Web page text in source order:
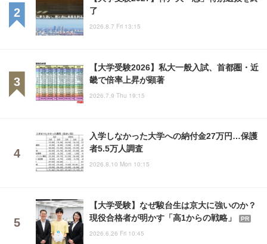
了
2026.8.7 Fri 13:15
【大学受験2026】私大一般入試、首都圏・近
畿で倍率上昇が顕著
2026.7.9 Thu 19:15
入学しなかった大学への納付金27万円…保護
者5.5万人調査
2026.8.10 Mon 10:15
【大学受験】なぜ駿台生は京大に強いのか？
現役合格者が明かす「高1からの戦略」
PR
2026.6.26 Fri 10:45